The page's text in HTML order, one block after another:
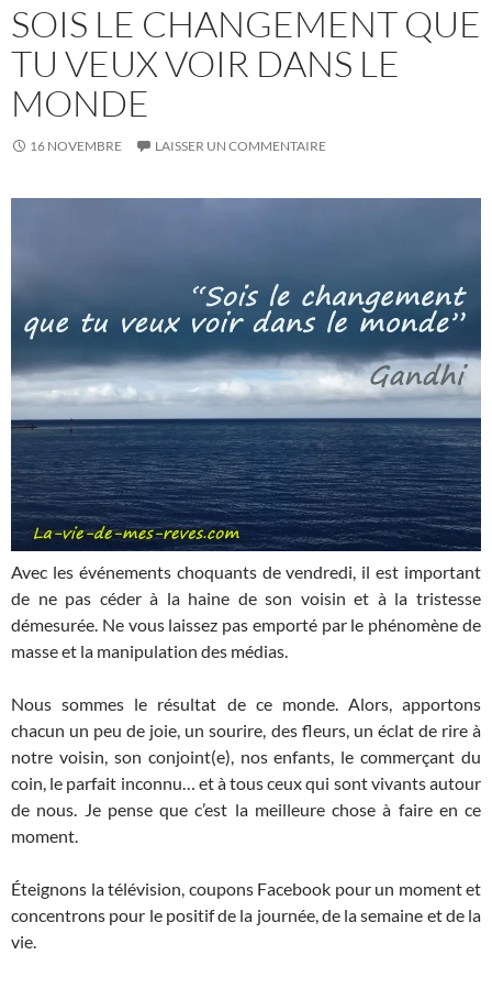
SOIS LE CHANGEMENT QUE
TU VEUX VOIR DANS LE
MONDE
16 NOVEMBRE LAISSER UN COMMENTAIRE
Avec les événements choquants de vendredi, il est important
de ne pas céder à la haine de son voisin et à la tristesse
démesurée. Ne vous laissez pas emporté par le phénomène de
masse et la manipulation des médias.
Nous sommes le résultat de ce monde. Alors, apportons
chacun un peu de joie, un sourire, des fleurs, un éclat de rire à
notre voisin, son conjoint(e), nos enfants, le commerçant du
coin, le parfait inconnu… et à tous ceux qui sont vivants autour
de nous. Je pense que c’est la meilleure chose à faire en ce
moment.
Éteignons la télévision, coupons Facebook pour un moment et
concentrons pour le positif de la journée, de la semaine et de la
vie.